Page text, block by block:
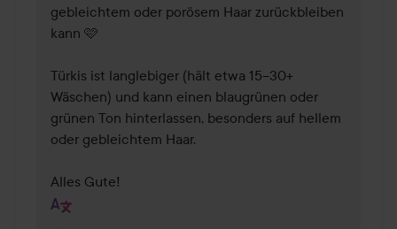
gebleichtem oder porösem Haar zurückbleiben
kann 🩷
Türkis ist langlebiger (hält etwa 15–30+
Wäschen) und kann einen blaugrünen oder
grünen Ton hinterlassen, besonders auf hellem
oder gebleichtem Haar.
Alles Gute!